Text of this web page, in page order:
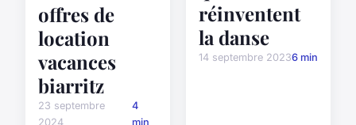
offres de
location
vacances
biarritz
23 septembre
2024
4
min
réinventent
la danse
14 septembre 20236 min